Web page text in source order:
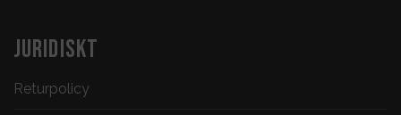
JURIDISKT
Returpolicy